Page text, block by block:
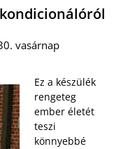
vasárnap
Ez a készülék
rengeteg
ember életét
teszi
könnyebbé